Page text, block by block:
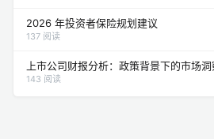
2026 年投资者保险规划建议
137 阅读
上市公司财报分析：政策背景下的市场洞
143 阅读